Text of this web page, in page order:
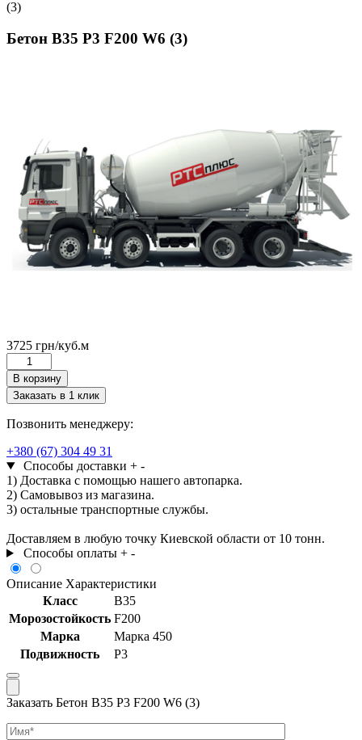
(3)
Бетон В35 Р3 F200 W6 (3)
3725 грн/куб.м
Количество
товара
Бетон
В35
Р3
F200
W6
(3)
В корзину
Заказать в 1 клик
Позвонить менеджеру:
+380 (67) 304 49 31
Способы доставки + -
1) Доставка с помощью нашего автопарка.
2) Самовывоз из магазина.
3) остальные транспортные службы.
Доставляем в любую точку Киевской области от 10 тонн.
Способы оплаты + -
Описание Характеристики
Класс
В35
Морозостойкость F200
Марка
Марка 450
Подвижность
Р3
Заказать Бетон В35 Р3 F200 W6 (3)
Имя